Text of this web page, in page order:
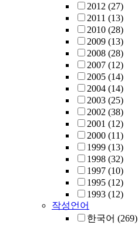
2012 (27)
2011 (13)
2010 (28)
2009 (13)
2008 (28)
2007 (12)
2005 (14)
2004 (14)
2003 (25)
2002 (38)
2001 (12)
2000 (11)
1999 (13)
1998 (32)
1997 (10)
1995 (12)
1993 (12)
작성언어
한국어 (269)